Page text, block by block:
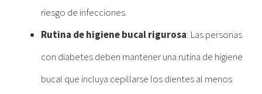
riesgo de infecciones.
Rutina de higiene bucal rigurosa: Las personas
con diabetes deben mantener una rutina de higiene
bucal que incluya cepillarse los dientes al menos